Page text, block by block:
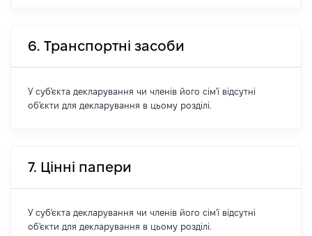
6. Транспортні засоби
У суб'єкта декларування чи членів його сім'ї відсутні
об'єкти для декларування в цьому розділі.
7. Цінні папери
У суб'єкта декларування чи членів його сім'ї відсутні
об'єкти для декларування в цьому розділі.